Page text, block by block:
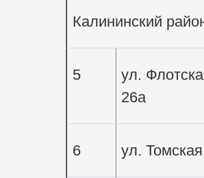
Калининский
5
ул.
26а
6 ул.